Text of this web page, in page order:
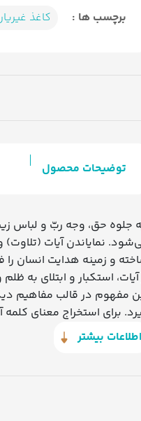
برچسب ها : کاغذ
توضیحات محصول
جلوه حق، وجه ربّ و لباس
نمایاندن آیات
و زمینه هدایت انسان
آیات، استکبار و ابتلای
مفهوم در قالب مفاهیم
برای استخراج معنای
مرتبط با آن استخراج گردیده است.
اطلاعات بیشتر